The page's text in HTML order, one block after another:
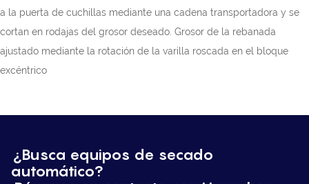
a la puerta de cuchillas mediante una cadena transportadora y se
cortan en rodajas del grosor deseado. Grosor de la rebanada
ajustado mediante la rotación de la varilla roscada en el bloque
excéntrico
¿Busca equipos de secado
automático?